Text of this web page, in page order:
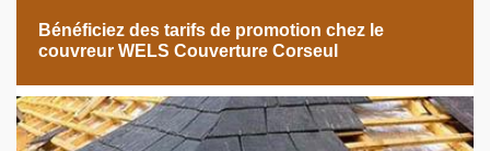
Bénéficiez des tarifs de promotion chez le
couvreur WELS Couverture Corseul